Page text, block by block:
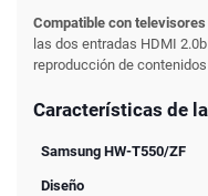
Compatible con televisores
las dos entradas HDMI
reproducción de contenidos
Características de
Samsung HW-T550/ZF
Diseño